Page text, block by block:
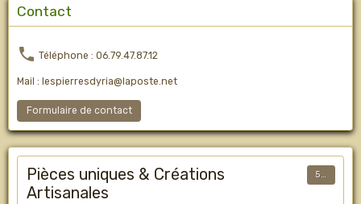
Contact
Téléphone : 06.79.47.87.12
Mail : lespierresdyria@laposte.net
Formulaire de contact
Pièces uniques & Créations
Artisanales